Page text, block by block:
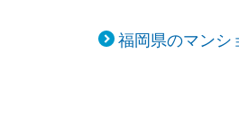
福岡県のマンシ